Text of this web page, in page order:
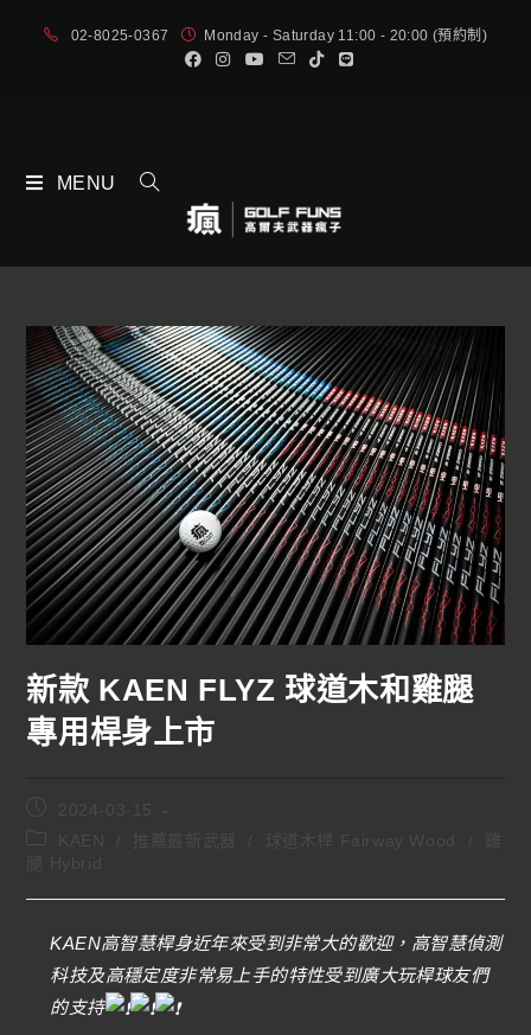
02-8025-0367 Monday - Saturday 11:00 - 20:00 (預約制)
MENU
新款 KAEN FLYZ 球道木和雞腿
專用桿身上市
2024-03-15
球道木桿 Fairway Wood
KAEN高智慧桿身近年來受到非常大的歡迎，高智慧偵測
科技及高穩定度非常易上手的特性受到廣大玩桿球友們
的支持